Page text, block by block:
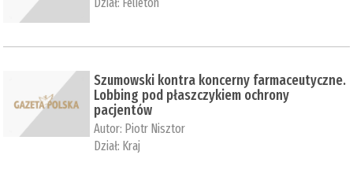
Szumowski kontra koncerny farmaceutyczne.
Lobbing pod płaszczykiem ochrony
pacjentów
Autor: Piotr Nisztor
Dział: Kraj